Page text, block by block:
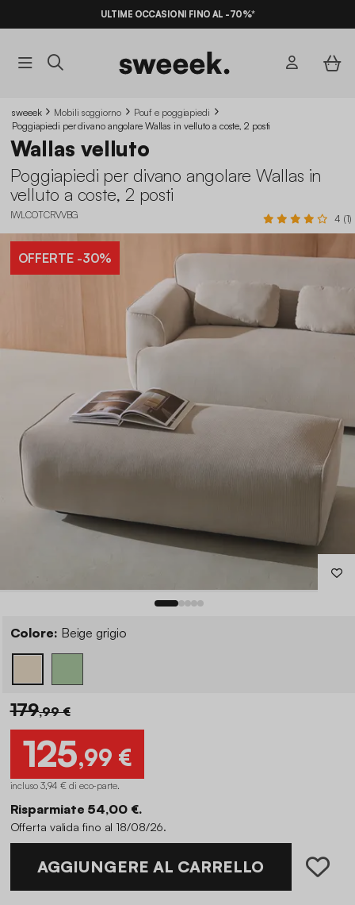
ULTIME OCCASIONI FINO AL -70%*
sweeek Mobili soggiorno
Pouf e poggiapiedi
Poggiapiedi per divano angolare Wallas in velluto a coste, 2 posti
Wallas velluto
Poggiapiedi per divano angolare Wallas in
velluto a coste, 2 posti
IWLCOTCRVVBG 4 (1)
OFFERTE-30%
Colore: Beige grigio
179,99 €
125,99 €
incluso 3,94 € di eco-parte.
Risparmiate 54,00 €.
Offerta valida fino al 18/08/26.
AGGIUNGERE AL CARRELLO